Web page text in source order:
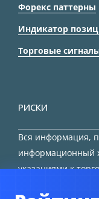
Форекс паттерны
Индикатор
Торговые
РИСКИ
Вся информация,
информационный
указаниями к